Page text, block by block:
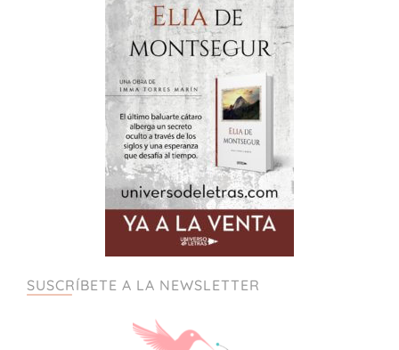
SUSCRÍBETE A LA NEWSLETTER